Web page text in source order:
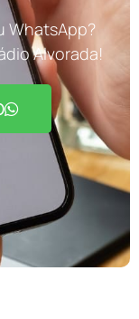
WhatsApp?
Alvorada!